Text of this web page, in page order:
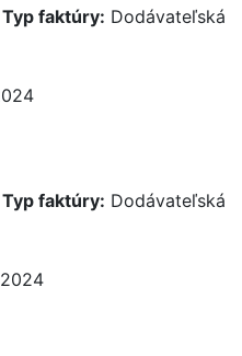
Typ faktúry: Dodávateľská
Typ faktúry: Dodávateľská